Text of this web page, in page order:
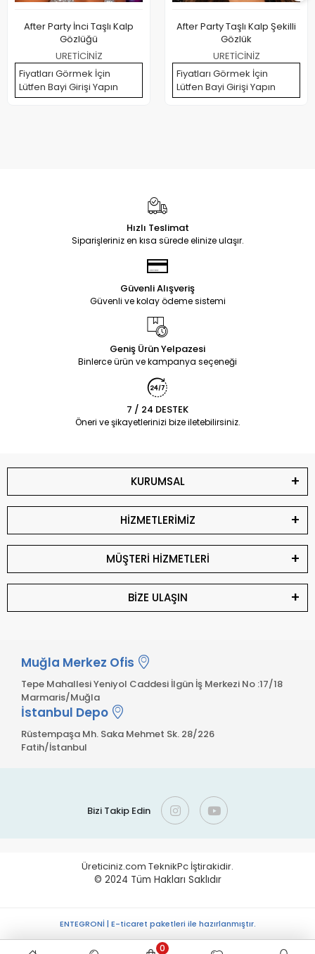
After Party İnci Taşlı Kalp
Gözlüğü
URETİCİNİZ
Fiyatları Görmek İçin
Lütfen Bayi Girişi Yapın
After Party Taşlı Kalp Şekilli
Gözlük
URETİCİNİZ
Fiyatları Görmek İçin
Lütfen Bayi Girişi Yapın
Hızlı Teslimat
Siparişleriniz en kısa sürede elinize ulaşır.
Güvenli Alışveriş
Güvenli ve kolay ödeme sistemi
Geniş Ürün Yelpazesi
Binlerce ürün ve kampanya seçeneği
7 / 24 DESTEK
Öneri ve şikayetlerinizi bize iletebilirsiniz.
KURUMSAL
HİZMETLERİMİZ
MÜŞTERİ HİZMETLERİ
BİZE ULAŞIN
Muğla Merkez Ofis
Tepe Mahallesi Yeniyol Caddesi İlgün İş Merkezi No :17/18
Marmaris/Muğla
İstanbul Depo
Rüstempaşa Mh. Saka Mehmet Sk. 28/226
Fatih/İstanbul
Bizi Takip Edin
Üreticiniz.com TeknikPc İştirakidir.
© 2024 Tüm Hakları Saklıdır
0
ENTEGRONİ | E-ticaret paketleri ile hazırlanmıştır.